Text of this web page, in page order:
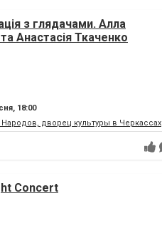
з глядачами. Алла
Анастасія Ткаченко
18:00
дворец культуры в Черкассах
Concert